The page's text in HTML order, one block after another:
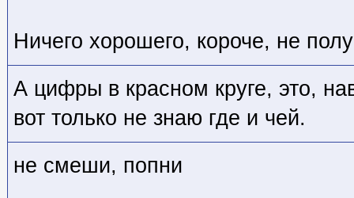
Ничего хорошего, короче, не
А цифры в красном круге, это,
вот только не знаю где и чей.
не смеши, попни